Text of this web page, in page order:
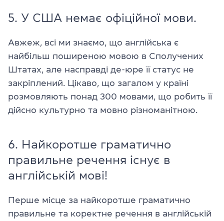
5. У США немає офіційної мови.
Авжеж, всі ми знаємо, що англійська є
найбільш поширеною мовою в Сполучених
Штатах, але насправді де-юре її статус не
закріплений. Цікаво, що загалом у країні
розмовляють понад 300 мовами, що робить її
дійсно культурно та мовно різноманітною.
6. Найкоротше граматично
правильне речення існує в
англійській мові!
Перше місце за найкоротше граматично
правильне та коректне речення в англійській